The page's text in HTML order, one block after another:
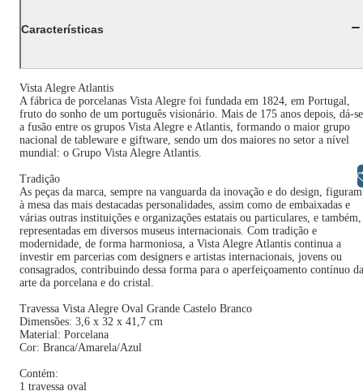
Características
Vista Alegre Atlantis
A fábrica de porcelanas Vista Alegre foi fundada em 1824, em Portugal,
fruto do sonho de um português visionário. Mais de 175 anos depois, dá-se
a fusão entre os grupos Vista Alegre e Atlantis, formando o maior grupo
nacional de tableware e giftware, sendo um dos maiores no setor a nível
mundial: o Grupo Vista Alegre Atlantis.
Tradição
As peças da marca, sempre na vanguarda da inovação e do design, figuram
à mesa das mais destacadas personalidades, assim como de embaixadas e
várias outras instituições e organizações estatais ou particulares, e também,
representadas em diversos museus internacionais. Com tradição e
modernidade, de forma harmoniosa, a Vista Alegre Atlantis continua a
investir em parcerias com designers e artistas internacionais, jovens ou
consagrados, contribuindo dessa forma para o aperfeiçoamento contínuo da
arte da porcelana e do cristal.
Travessa Vista Alegre Oval Grande Castelo Branco
Dimensões: 3,6 x 32 x 41,7 cm
Material: Porcelana
Cor: Branca/Amarela/Azul
Contém:
1 travessa oval